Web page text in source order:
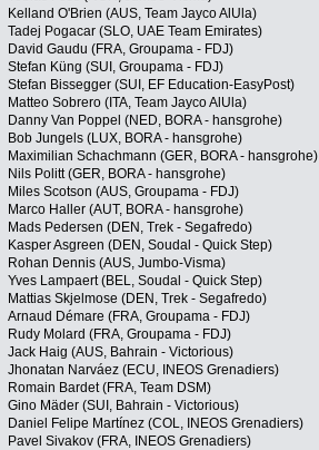
Kelland O'Brien (AUS, Team Jayco AlUla)
Tadej Pogacar (SLO, UAE Team Emirates)
David Gaudu (FRA, Groupama - FDJ)
Stefan Küng (SUI, Groupama - FDJ)
Stefan Bissegger (SUI, EF Education-EasyPost)
Matteo Sobrero (ITA, Team Jayco AlUla)
Danny Van Poppel (NED, BORA - hansgrohe)
Bob Jungels (LUX, BORA - hansgrohe)
Maximilian Schachmann (GER, BORA - hansgrohe)
Nils Politt (GER, BORA - hansgrohe)
Miles Scotson (AUS, Groupama - FDJ)
Marco Haller (AUT, BORA - hansgrohe)
Mads Pedersen (DEN, Trek - Segafredo)
Kasper Asgreen (DEN, Soudal - Quick Step)
Rohan Dennis (AUS, Jumbo-Visma)
Yves Lampaert (BEL, Soudal - Quick Step)
Mattias Skjelmose (DEN, Trek - Segafredo)
Arnaud Démare (FRA, Groupama - FDJ)
Rudy Molard (FRA, Groupama - FDJ)
Jack Haig (AUS, Bahrain - Victorious)
Jhonatan Narváez (ECU, INEOS Grenadiers)
Romain Bardet (FRA, Team DSM)
Gino Mäder (SUI, Bahrain - Victorious)
Daniel Felipe Martínez (COL, INEOS Grenadiers)
Pavel Sivakov (FRA, INEOS Grenadiers)